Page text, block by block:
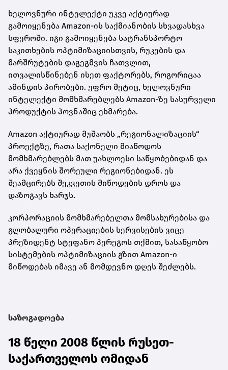
ხელოვნური ინტელექტი უკვე აქტიურად
გამოიყენება Amazon-ის საქმიანობის სხვადასხვა
სფეროში. იგი გამოიყენება სატრანსპორტო
საკითხების ოპტიმიზაციისთვის, რუკების და
მარშრუტების დაგეგმვის ჩათვლით,
ითვალისწინებენ ისეთ ფაქტორებს, როგორიცაა
ამინდის პირობები. უფრო მეტიც, ხელოვნური
ინტელექტი მომხმარებლებს Amazon-ზე სასურველი
პროდუქტის პოვნაშიც ეხმარება.
Amazon აქტიურად მუშაობს „რეგიონალიზაციის“
პროექტზე, რათა საქონელი მიაწოდოს
მომხმარებლებს მათ უახლოესი საწყობებიდან და
არა ქვეყნის შორეული რეგიონებიდან. ეს
შეამცირებს შეკვეთის მიწოდების დროს და
დაზოგავს ხარჯს.
კორპორაციის მომხმარებელთა მომსახურებისა და
გლობალური ოპერაციების სერვისების ვიცე
პრეზიდენტ სტეფანო პერეგოს თქმით, სასაწყობო
სისტემების ოპტიმიზაციის გზით Amazon-ი
მიწოდებას იმავე ან მომდევნო დღეს შეძლებს.
საზოგადოება
18 წელი 2008 წლის რუსეთ-
საქართველოს ომიდან